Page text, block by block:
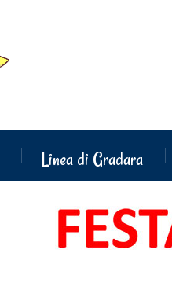
Linea di Gradara